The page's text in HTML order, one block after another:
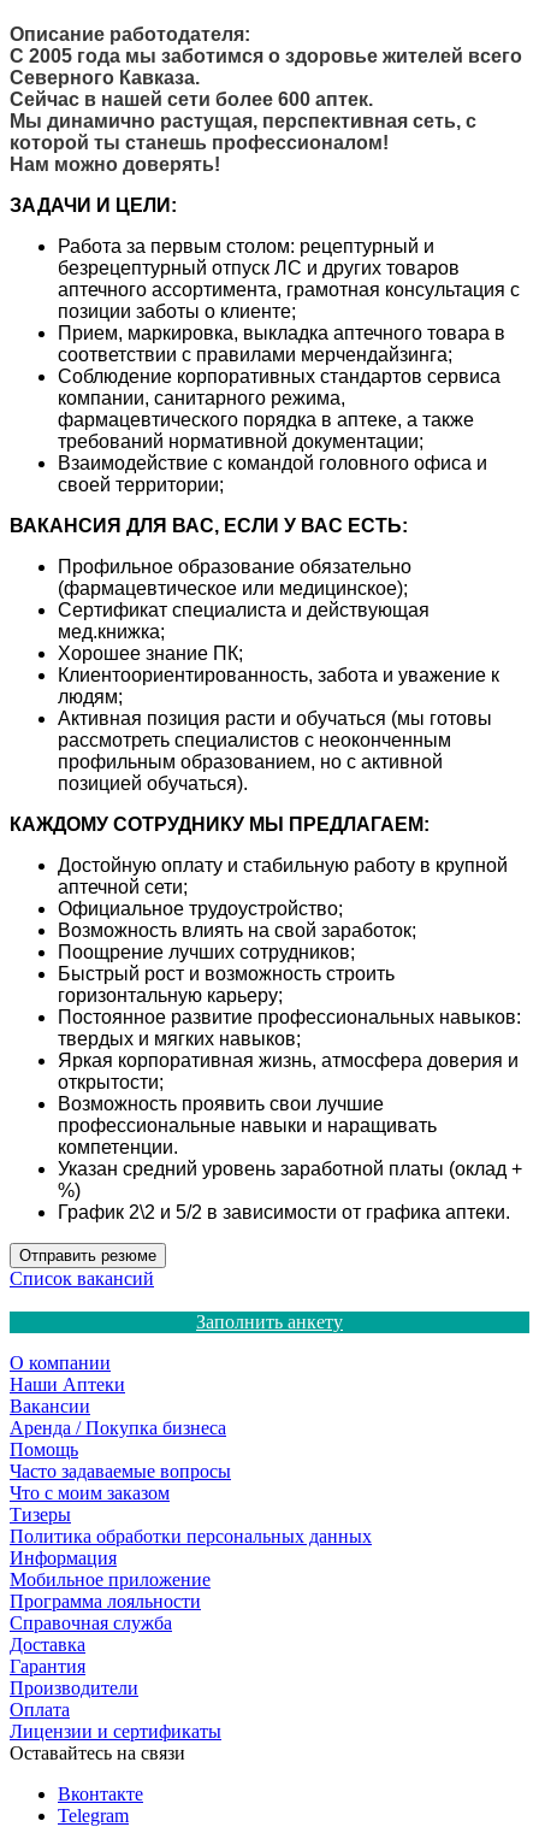
Описание работодателя:
С 2005 года мы заботимся о здоровье жителей всего
Северного Кавказа.
Сейчас в нашей сети более 600 аптек.
Мы динамично растущая, перспективная сеть, с
которой ты станешь профессионалом!
Нам можно доверять!
ЗАДАЧИ И ЦЕЛИ:
Работа за первым столом: рецептурный и
безрецептурный отпуск ЛС и других товаров
аптечного ассортимента, грамотная консультация с
позиции заботы о клиенте;
Прием, маркировка, выкладка аптечного товара в
соответствии с правилами мерчендайзинга;
Соблюдение корпоративных стандартов сервиса
компании, санитарного режима,
фармацевтического порядка в аптеке, а также
требований нормативной документации;
Взаимодействие с командой головного офиса и
своей территории;
ВАКАНСИЯ ДЛЯ ВАС, ЕСЛИ У ВАС ЕСТЬ:
Профильное образование обязательно
(фармацевтическое или медицинское);
Сертификат специалиста и действующая
мед.книжка;
Хорошее знание ПК;
Клиентоориентированность, забота и уважение к
людям;
Активная позиция расти и обучаться (мы готовы
рассмотреть специалистов с неоконченным
профильным образованием, но с активной
позицией обучаться).
КАЖДОМУ СОТРУДНИКУ МЫ ПРЕДЛАГАЕМ:
Достойную оплату и стабильную работу в крупной
аптечной сети;
Официальное трудоустройство;
Возможность влиять на свой заработок;
Поощрение лучших сотрудников;
Быстрый рост и возможность строить
горизонтальную карьеру;
Постоянное развитие профессиональных навыков:
твердых и мягких навыков;
Яркая корпоративная жизнь, атмосфера доверия и
открытости;
Возможность проявить свои лучшие
профессиональные навыки и наращивать
компетенции.
Указан средний уровень заработной платы (оклад +
%)
График 2\2 и 5/2 в зависимости от графика аптеки.
Отправить резюме
Список вакансий
Заполнить анкету
О компании
Наши Аптеки
Вакансии
Аренда / Покупка бизнеса
Помощь
Часто задаваемые вопросы
Что с моим заказом
Тизеры
Политика обработки персональных данных
Информация
Мобильное приложение
Программа лояльности
Справочная служба
Доставка
Гарантия
Производители
Оплата
Лицензии и сертификаты
Оставайтесь на связи
Вконтакте
Telegram